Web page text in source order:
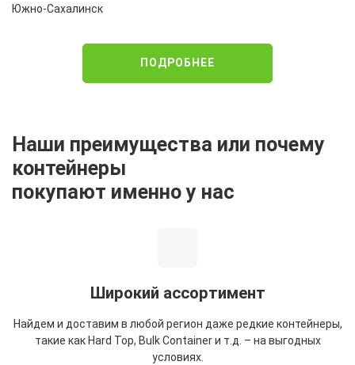
Южно-Сахалинск
ПОДРОБНЕЕ
Наши преимущества или почему
контейнеры
покупают именно у нас
Широкий ассортимент
Найдем и доставим в любой регион даже редкие контейнеры,
такие как Hard Top, Bulk Container и т.д. – на выгодных
условиях.